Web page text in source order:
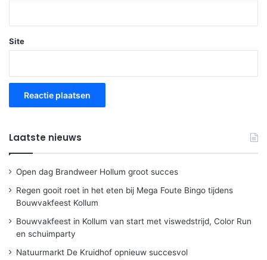
Site
Laatste nieuws
Open dag Brandweer Hollum groot succes
Regen gooit roet in het eten bij Mega Foute Bingo tijdens
Bouwvakfeest Kollum
Bouwvakfeest in Kollum van start met viswedstrijd, Color Run
en schuimparty
Natuurmarkt De Kruidhof opnieuw succesvol